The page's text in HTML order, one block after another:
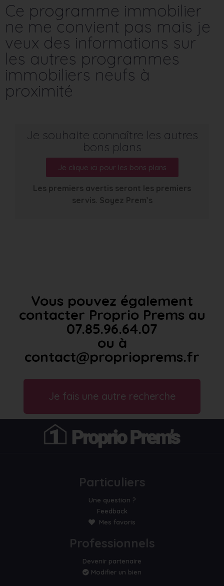
Ce programme immobilier
ne me convient pas mais je
veux des informations sur
les autres programmes
immobiliers neufs à
proximité
Je souhaite connaître les autres
bons plans
Je clique ici pour les bons plans
Les premiers avertis seront les premiers
servis. Soyez Prem’s
Vous pouvez également
contacter Proprio Prems au
07.85.96.64.07
ou à
contact@proprioprems.fr
Je fais une autre recherche
Particuliers
Une question ?
Feedback
Mes favoris
Professionnels
Devenir partenaire
Modifier un bien